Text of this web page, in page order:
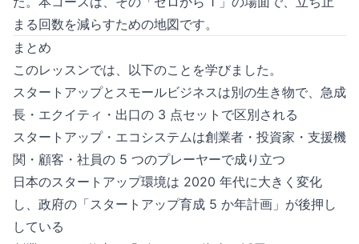
まる回数を減らすための地図です。
まとめ
このレッスンでは、以下のことを学びました。
スタートアップとスモールビジネスは別の生き物で、急成
長・エクイティ・出口の 3 点セットで区別される
スタートアップ・エコシステムは創業者・投資家・支援機
関・顧客・社員の 5 つのプレーヤーで成り立つ
日本のスタートアップ環境は 2020 年代に大きく変化
し、政府の「スタートアップ育成 5 か年計画」が後押し
している